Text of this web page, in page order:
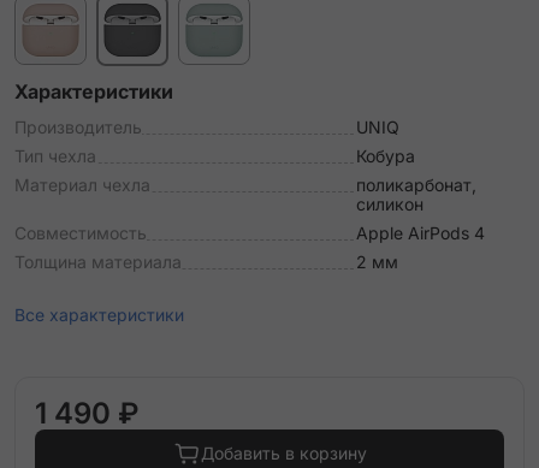
Характеристики
Производитель
UNIQ
Тип чехла
Кобура
Материал чехла
поликарбонат,
силикон
Совместимость
Apple AirPods 4
Толщина материала
2 мм
Все характеристики
1 490 ₽
Добавить в корзину